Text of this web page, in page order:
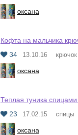
оксана
Кофта на мальчика
34
13.10.16 крючок
оксана
Теплая туника
23
17.02.15 спицы
оксана